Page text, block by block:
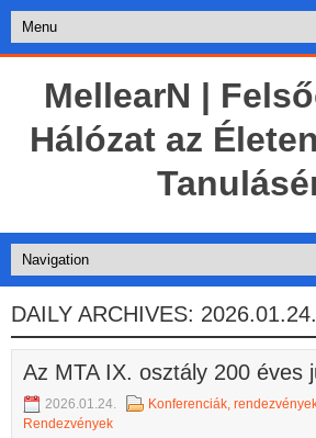
MellearN |
Hálózat az
DAILY ARCHIVES: 2026.01.24.
Az MTA IX. osztály 200 éves
2026.01.24. Konferenciák,
Rendezvények